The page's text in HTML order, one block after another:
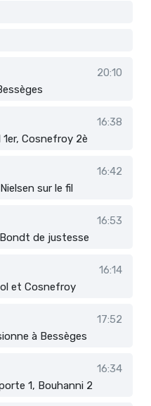
20:10
16:38
Cosnefroy 2è
16:42
sur le fil
16:53
de justesse
16:14
et Cosnefroy
17:52
à Bessèges
16:34
1, Bouhanni 2